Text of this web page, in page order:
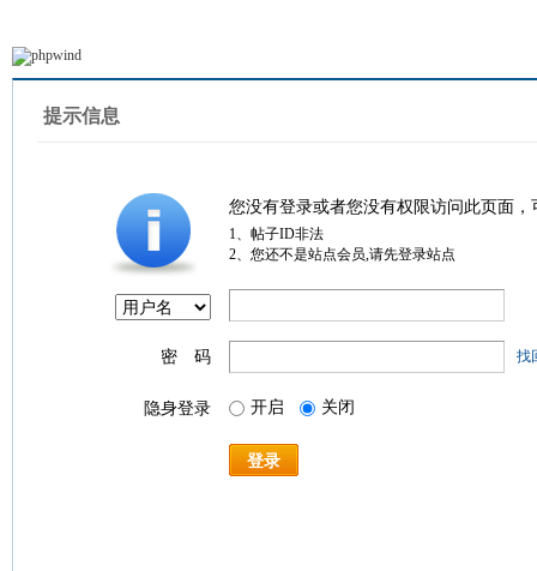
提示信息
您没有登录或者您没有权限访问此页面
1、帖子ID非法
2、您还不是站点会员,请先登录站点
密 码 找
隐身登录 开启 关闭
登录